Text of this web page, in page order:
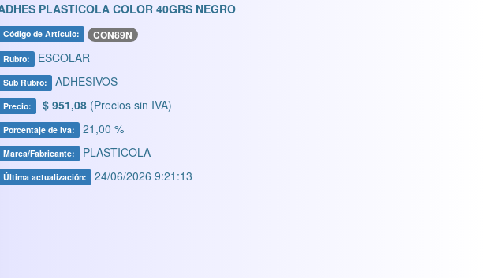
PLASTICOLA COLOR 40GRS NEGRO
Código de Artículo: CON89N
Rubro: ESCOLAR
Sub Rubro: ADHESIVOS
Precio: $ 951,08 (Precios sin IVA)
Porcentaje de Iva: 21,00 %
Marca/Fabricante: PLASTICOLA
Última actualización: 24/06/2026 9:21:13